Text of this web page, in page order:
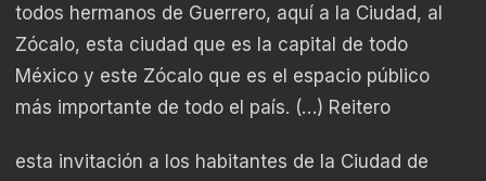
todos hermanos de Guerrero, aquí a la Ciudad, al
Zócalo, esta ciudad que es la capital de todo
México y este Zócalo que es el espacio público
más importante de todo el país. (…) Reitero
esta invitación a los habitantes de la Ciudad de